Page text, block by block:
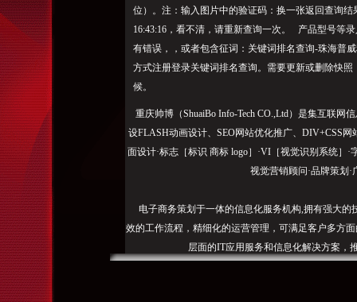
位）。注：输入图片中的验证码：换一张返回查询结
16:43:16，看不清，请重新查询一次。 产品型号等
有错误，，或者包含征词：关键词排名查询-珠海普
方式注册登录关键词排名查询。需要更新或删除快
候。
重庆帅博（ShuaiBo Info-Tech CO.,Ltd）是集互联网
设FLASH动画设计、SEO网站优化推广、DIV+CSS
面设计·标志［标识 商标 logo］·VI［视觉识别系统］·
视觉营销顾问·品牌策划
电子商务策划于一体的信息化服务机构,拥有强大的
效的工作流程，精细化的运营管理，可满足客户多方
层面的IT应用服务和信息化解决方案，